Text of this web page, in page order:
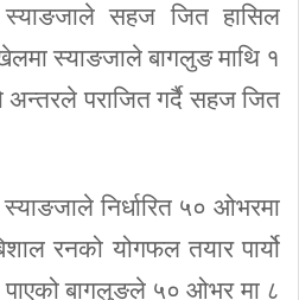
स्याङजाले सहज जित हासिल
स्याङजाले बागलुङ माथि १
पराजित गर्दै सहज जित
निर्धारित ५० ओभरमा
रनको योगफल तयार पार्यो
बागलुङले ५० ओभर मा ८